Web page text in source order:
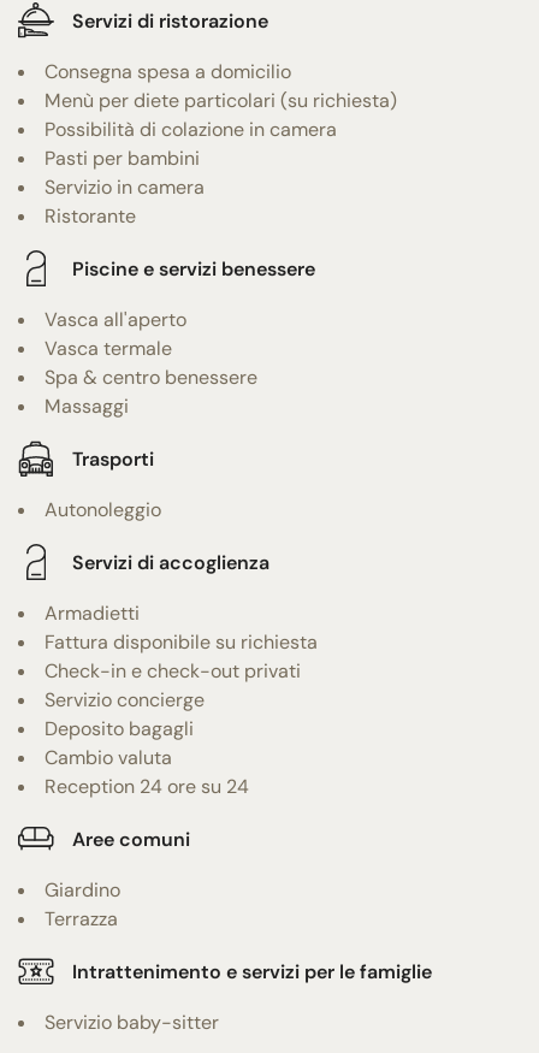
Servizi di ristorazione
Consegna spesa a domicilio
Menù per diete particolari (su richiesta)
Possibilità di colazione in camera
Pasti per bambini
Servizio in camera
Ristorante
Piscine e servizi benessere
Vasca all'aperto
Vasca termale
Spa & centro benessere
Massaggi
Trasporti
Autonoleggio
Servizi di accoglienza
Armadietti
Fattura disponibile su richiesta
Check-in e check-out privati
Servizio concierge
Deposito bagagli
Cambio valuta
Reception 24 ore su 24
Aree comuni
Giardino
Terrazza
Intrattenimento e servizi per le famiglie
Servizio baby-sitter